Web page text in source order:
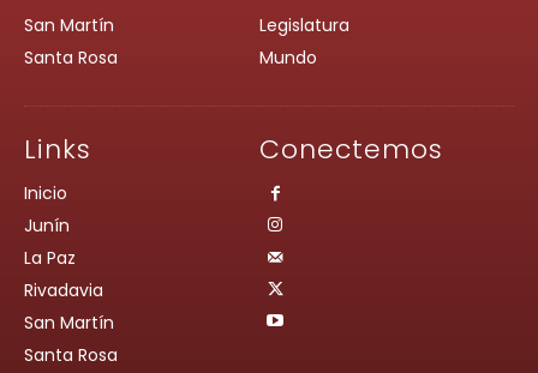
San Martín
Santa Rosa
Legislatura
Mundo
Links
Inicio
Junín
La Paz
Rivadavia
San Martín
Santa Rosa
Conectemos